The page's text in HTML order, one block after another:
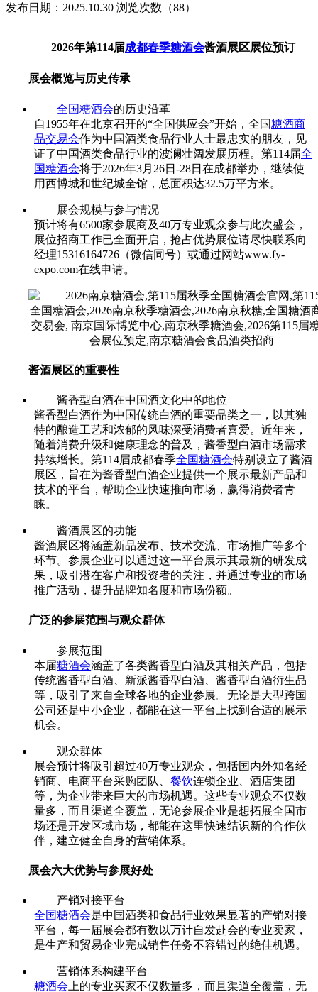
发布日期：2025.10.30 浏览次数（88）
2026年第114届成都春季糖酒会酱酒展区展位预订
展会概览与历史传承
全国糖酒会的历史沿革
自1955年在北京召开的“全国供应会”开始，全国糖酒商
品交易会作为中国酒类食品行业人士最忠实的朋友，见
证了中国酒类食品行业的波澜壮阔发展历程。第114届全
国糖酒会将于2026年3月26日-28日在成都举办，继续使
用西博城和世纪城全馆，总面积达32.5万平方米。
展会规模与参与情况
预计将有6500家参展商及40万专业观众参与此次盛会，
展位招商工作已全面开启，抢占优势展位请尽快联系向
经理15316164726（微信同号）或通过网站www.fy-
expo.com在线申请。
酱酒展区的重要性
酱香型白酒在中国酒文化中的地位
酱香型白酒作为中国传统白酒的重要品类之一，以其独
特的酿造工艺和浓郁的风味深受消费者喜爱。近年来，
随着消费升级和健康理念的普及，酱香型白酒市场需求
持续增长。第114届成都春季全国糖酒会特别设立了酱酒
展区，旨在为酱香型白酒企业提供一个展示最新产品和
技术的平台，帮助企业快速推向市场，赢得消费者青
睐。
酱酒展区的功能
酱酒展区将涵盖新品发布、技术交流、市场推广等多个
环节。参展企业可以通过这一平台展示其最新的研发成
果，吸引潜在客户和投资者的关注，并通过专业的市场
推广活动，提升品牌知名度和市场份额。
广泛的参展范围与观众群体
参展范围
本届糖酒会涵盖了各类酱香型白酒及其相关产品，包括
传统酱香型白酒、新派酱香型白酒、酱香型白酒衍生品
等，吸引了来自全球各地的企业参展。无论是大型跨国
公司还是中小企业，都能在这一平台上找到合适的展示
机会。
观众群体
展会预计将吸引超过40万专业观众，包括国内外知名经
销商、电商平台采购团队、 餐饮连锁企业、酒店集团
等，为企业带来巨大的市场机遇。这些专业观众不仅数
量多，而且渠道全覆盖，无论参展企业是想拓展全国市
场还是开发区域市场，都能在这里快速结识新的合作伙
伴，建立健全自身的营销体系。
展会六大优势与参展好处
产销对接平台
全国糖酒会是中国酒类和食品行业效果显著的产销对接
平台，每一届展会都有数以万计自发赴会的专业卖家，
是生产和贸易企业完成销售任务不容错过的绝佳机遇。
营销体系构建平台
糖酒会 上的专业买家不仅数量多，而且渠道全覆盖，无